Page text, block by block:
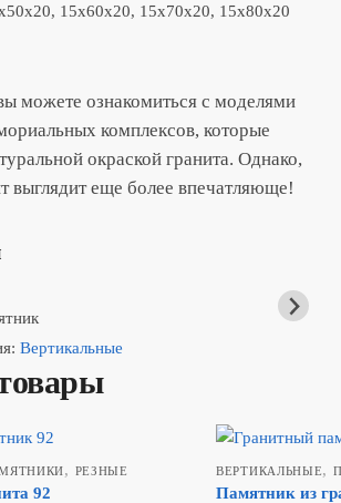
15x60x20, 15x70x20, 15х80х20
можете ознакомиться с моделями
комплексов, которые
окраской гранита. Однако,
выглядит еще более впечатляюще!
Вертикальные
, РЕЗНЫЕ
92
ВЕРТИКАЛЬНЫЕ,
Памятник из